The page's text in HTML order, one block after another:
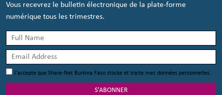
Vous recevrez le bulletin électronique de la plate-forme
numérique tous les trimestres.
J'accepte que Share-Net Burkina Faso stocke et traite mes données personnelles.
S'ABONNER